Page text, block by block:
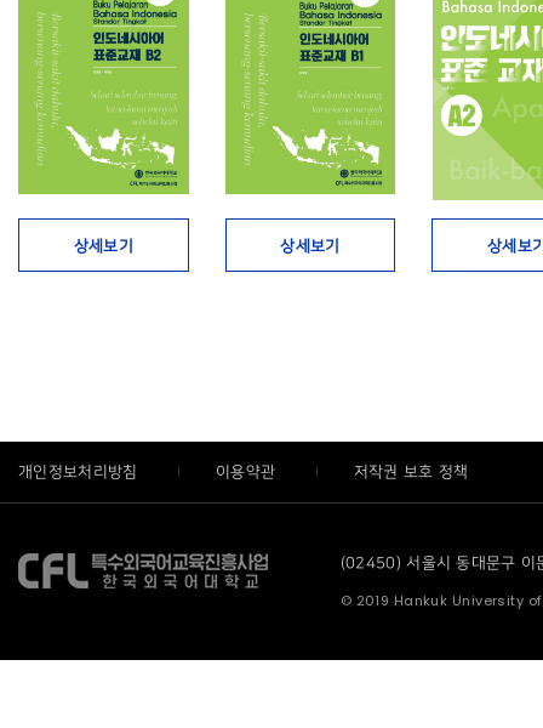
상세보기 상세보기 상세보
개인정보처리방침 이용약관 저작권 보호 정책
(02450) 서울시 동대문구
© 2019 Hankuk University